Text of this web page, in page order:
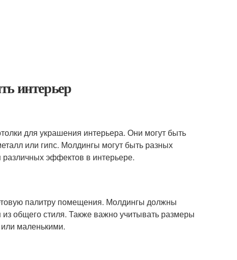
интерьер
для украшения интерьера. Они могут быть
или гипс. Молдингы могут быть разных
эффектов в интерьере.
палитру помещения. Молдингы должны
общего стиля. Также важно учитывать размеры
маленькими.